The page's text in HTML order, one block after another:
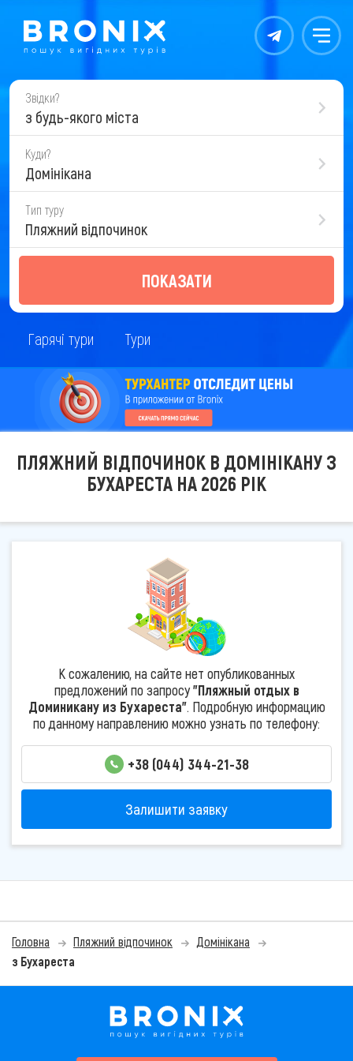
Контакты Меню
Звідки?
з будь-якого міста
Куди?
Домінікана
Тип туру
Пляжний відпочинок
ПОКАЗАТИ
Гарячі тури Тури
ПЛЯЖНИЙ ВІДПОЧИНОК В ДОМІНІКАНУ З
БУХАРЕСТА НА 2026 РІК
К сожалению, на сайте нет опубликованных
предложений по запросу"Пляжный отдых в
Доминикану из Бухареста". Подробную информацию
по данному направлению можно узнать по телефону:
+38 (044) 344-21-38
Залишити заявку
Головна Пляжний відпочинок
Домінікана
з Бухареста